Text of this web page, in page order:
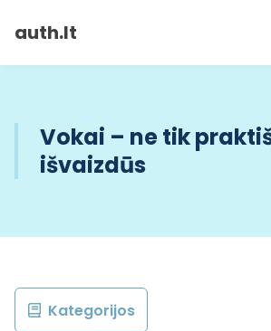
auth.lt
Vokai – ne tik
išvaizdūs
Kategorijos